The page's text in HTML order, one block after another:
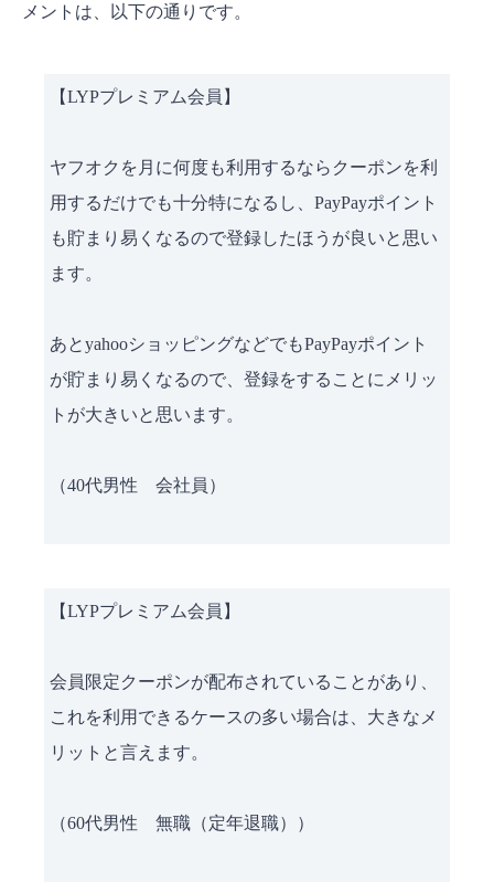
メントは、以下の通りです。
【LYPプレミアム会員】
ヤフオクを月に何度も利用するならクーポンを利
用するだけでも十分特になるし、PayPayポイント
も貯まり易くなるので登録したほうが良いと思い
ます。
あとyahooショッピングなどでもPayPayポイント
が貯まり易くなるので、登録をすることにメリッ
トが大きいと思います。
（40代男性 会社員）
【LYPプレミアム会員】
会員限定クーポンが配布されていることがあり、
これを利用できるケースの多い場合は、大きなメ
リットと言えます。
（60代男性 無職（定年退職））